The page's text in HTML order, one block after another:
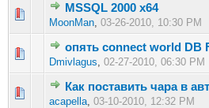
MSSQL 2000 x64
MoonMan, 03-26-2010, 10:30 PM
0 голос(ов) - 0 из 5 в среднем
12345
опять connect world DB
Dmivlagus, 02-27-2010, 06:30 PM
0 голос(ов) - 0 из 5 в среднем
1234 5
Как поставить чара в
acapella, 03-10-2010, 12:32 PM
0 голос(ов) - 0 из 5 в среднем
123 45